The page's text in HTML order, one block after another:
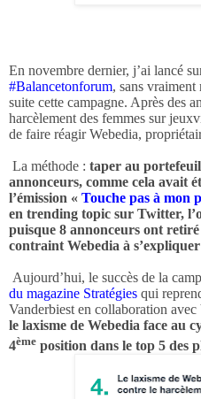
En novembre dernier, j’ai lancé
#Balancetonforum, sans vraiment
suite cette campagne. Après des
harcèlement des femmes sur
de faire réagir Webedia,
La méthode : taper au
annonceurs, comme cela avait
l’émission « Touche pas à mon
en trending topic sur Twitter,
puisque 8 annonceurs ont
contraint Webedia à
Aujourd’hui, le succès de la
du magazine Stratégies qui
Vanderbiest en collaboration
le laxisme de Webedia face au
4ème position dans le top 5 des